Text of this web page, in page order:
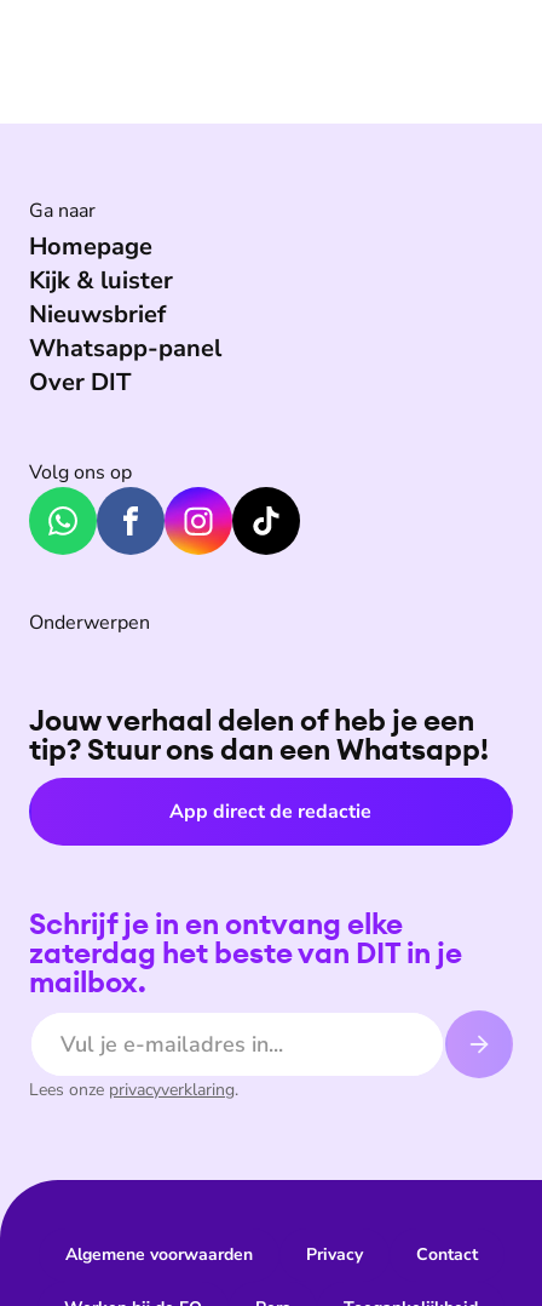
Ga naar
Homepage
Kijk & luister
Nieuwsbrief
Whatsapp-panel
Over DIT
Volg ons op
Onderwerpen
Jouw verhaal delen of heb je een
tip? Stuur ons dan een Whatsapp!
App direct de redactie
Schrijf je in en ontvang elke
zaterdag het beste van DIT in je
mailbox.
E-mailadres
Lees onze privacyverklaring.
Algemene voorwaarden Privacy Contact